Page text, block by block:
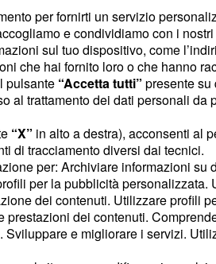
che in
qualsiasi:
quando
don
sta
per fornirti un servizio
e condividiamo con i nostri
sul tuo dispositivo, come
che hai fornito loro o che hanno
pulsante “Accetta tutti” presente su
al trattamento dei dati personali da
“X” in alto a destra), acconsenti al
di tracciamento diversi dai tecnici.
per: Archiviare informazioni
per la pubblicità
dei contenuti. Utilizzare profili
dei contenuti.
e migliorare i servizi.